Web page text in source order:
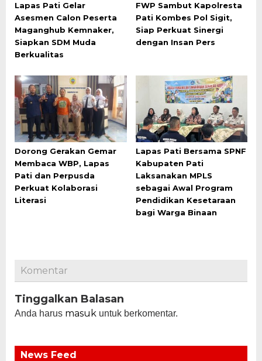
Lapas Pati Gelar
Asesmen Calon Peserta
Maganghub Kemnaker,
Siapkan SDM Muda
Berkualitas
FWP Sambut Kapolresta
Pati Kombes Pol Sigit,
Siap Perkuat Sinergi
dengan Insan Pers
Dorong Gerakan Gemar
Membaca WBP, Lapas
Pati dan Perpusda
Perkuat Kolaborasi
Literasi
Lapas Pati Bersama SPNF
Kabupaten Pati
Laksanakan MPLS
sebagai Awal Program
Pendidikan Kesetaraan
bagi Warga Binaan
Komentar
Tinggalkan Balasan
Anda harus masuk untuk berkomentar.
News Feed